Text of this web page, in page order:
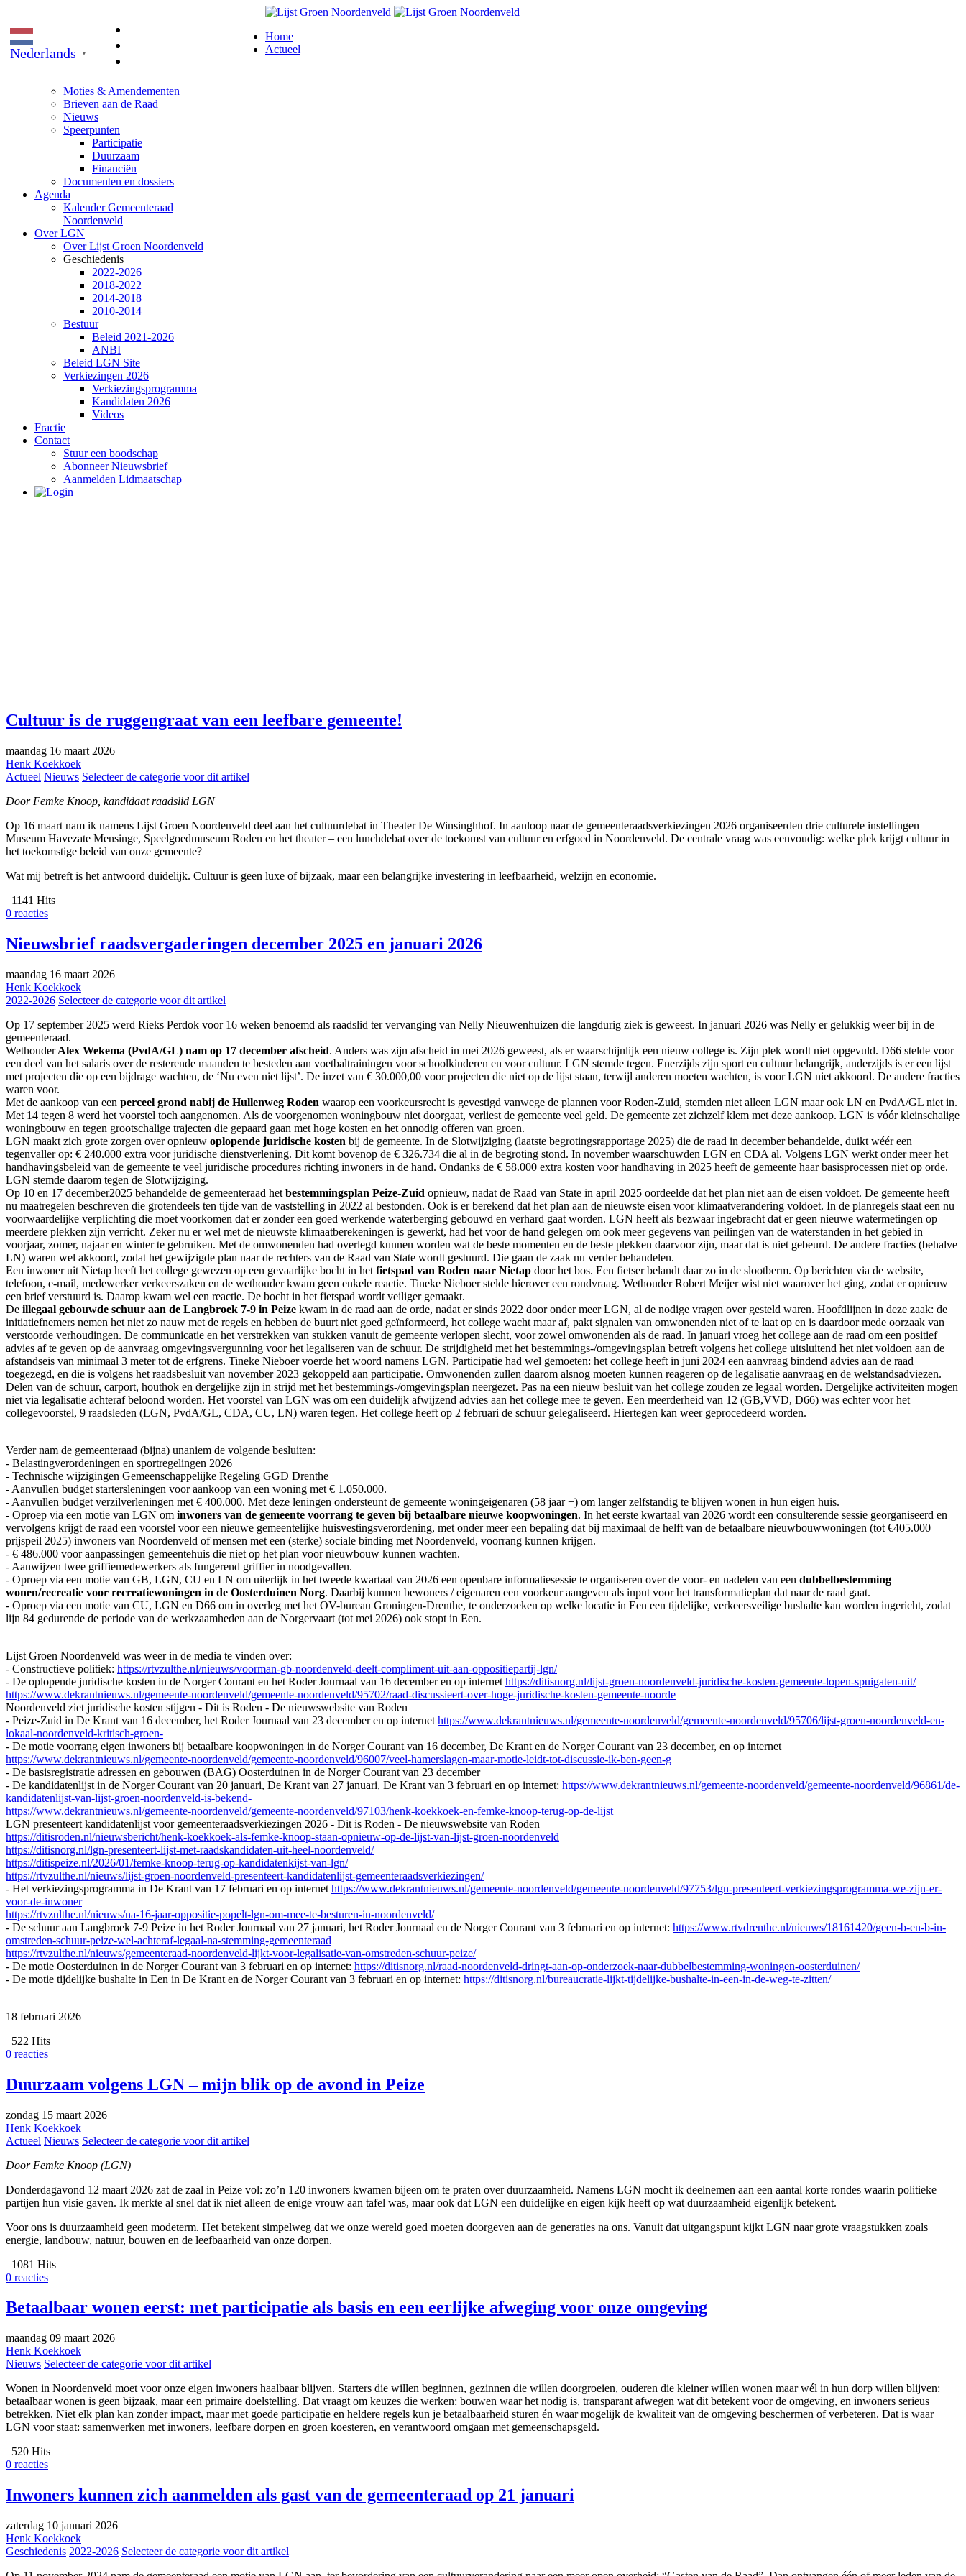
Nederlands ▼
Home
Actueel
Moties & Amendementen
Brieven aan de Raad
Nieuws
Speerpunten
Participatie
Duurzaam
Financiën
Documenten en dossiers
Agenda
Kalender Gemeenteraad
Noordenveld
Over LGN
Over Lijst Groen Noordenveld
Geschiedenis
2022-2026
2018-2022
2014-2018
2010-2014
Bestuur
Beleid 2021-2026
ANBI
Beleid LGN Site
Verkiezingen 2026
Verkiezingsprogramma
Kandidaten 2026
Videos
Fractie
Contact
Stuur een boodschap
Abonneer Nieuwsbrief
Aanmelden Lidmaatschap
Cultuur is de ruggengraat van een leefbare gemeente!
maandag 16 maart 2026
Henk Koekkoek
Actueel Nieuws Selecteer de categorie voor dit artikel
Door Femke Knoop, kandidaat raadslid LGN
Op 16 maart nam ik namens Lijst Groen Noordenveld deel aan het cultuurdebat in Theater De Winsinghhof. In aanloop naar de gemeenteraadsverkiezingen 2026 organiseerden drie culturele instellingen –
Museum Havezate Mensinge, Speelgoedmuseum Roden en het theater – een lunchdebat over de toekomst van cultuur en erfgoed in Noordenveld. De centrale vraag was eenvoudig: welke plek krijgt cultuur in
het toekomstige beleid van onze gemeente?
Wat mij betreft is het antwoord duidelijk. Cultuur is geen luxe of bijzaak, maar een belangrijke investering in leefbaarheid, welzijn en economie.
1141 Hits
0 reacties
Nieuwsbrief raadsvergaderingen december 2025 en januari 2026
maandag 16 maart 2026
Henk Koekkoek
2022-2026 Selecteer de categorie voor dit artikel
Op 17 september 2025 werd Rieks Perdok voor 16 weken benoemd als raadslid ter vervanging van Nelly Nieuwenhuizen die langdurig ziek is geweest. In januari 2026 was Nelly er gelukkig weer bij in de
gemeenteraad.
WethouderAlex Wekema (PvdA/GL) nam op 17 december afscheid. Anders was zijn afscheid in mei 2026 geweest, als er waarschijnlijk een nieuw college is. Zijn plek wordt niet opgevuld. D66 stelde voor
een deel van het salaris over de resterende maanden te besteden aan voetbaltrainingen voor schoolkinderen en voor cultuur. LGN stemde tegen. Enerzijds zijn sport en cultuur belangrijk, anderzijds is er een lijst
met projecten die op een bijdrage wachten, de ‘Nu even niet lijst’. De inzet van € 30.000,00 voor projecten die niet op de lijst staan, terwijl anderen moeten wachten, is voor LGN niet akkoord. De andere fracties
waren voor.
Met de aankoop van een perceel grond nabij de Hullenweg Roden waarop een voorkeursrecht is gevestigd vanwege de plannen voor Roden-Zuid, stemden niet alleen LGN maar ook LN en PvdA/GL niet in.
Met 14 tegen 8 werd het voorstel toch aangenomen. Als de voorgenomen woningbouw niet doorgaat, verliest de gemeente veel geld. De gemeente zet zichzelf klem met deze aankoop. LGN is vóór kleinschalige
woningbouw en tegen grootschalige trajecten die gepaard gaan met hoge kosten en het onnodig offeren van groen.
LGN maakt zich grote zorgen over opnieuw oplopende juridische kosten bij de gemeente. In de Slotwijziging (laatste begrotingsrapportage 2025) die de raad in december behandelde, duikt wéér een
tegenvaller op: € 240.000 extra voor juridische dienstverlening. Dit komt bovenop de € 326.734 die al in de begroting stond. In november waarschuwden LGN en CDA al. Volgens LGN werkt onder meer het
handhavingsbeleid van de gemeente te veel juridische procedures richting inwoners in de hand. Ondanks de € 58.000 extra kosten voor handhaving in 2025 heeft de gemeente haar basisprocessen niet op orde.
LGN stemde daarom tegen de Slotwijziging.
Op 10 en 17 december2025 behandelde de gemeenteraad het bestemmingsplan Peize-Zuid opnieuw, nadat de Raad van State in april 2025 oordeelde dat het plan niet aan de eisen voldoet. De gemeente heeft
nu maatregelen beschreven die grotendeels ten tijde van de vaststelling in 2022 al bestonden. Ook is er berekend dat het plan aan de nieuwste eisen voor klimaatverandering voldoet. In de planregels staat een nu
voorwaardelijke verplichting die moet voorkomen dat er zonder een goed werkende waterberging gebouwd en verhard gaat worden. LGN heeft als bezwaar ingebracht dat er geen nieuwe watermetingen op
meerdere plekken zijn verricht. Zeker nu er wel met de nieuwste klimaatberekeningen is gewerkt, had het voor de hand gelegen om ook meer gegevens van peilingen van de waterstanden in het gebied in
voorjaar, zomer, najaar en winter te gebruiken. Met de omwonenden had overlegd kunnen worden wat de beste momenten en de beste plekken daarvoor zijn, maar dat is niet gebeurd. De andere fracties (behalve
LN) waren wel akkoord, zodat het gewijzigde plan naar de rechters van de Raad van State wordt gestuurd. Die gaan de zaak nu verder behandelen.
Een inwoner uit Nietap heeft het college gewezen op een gevaarlijke bocht in het fietspad van Roden naar Nietap door het bos. Een fietser belandt daar zo in de slootberm. Op berichten via de website,
telefoon, e-mail, medewerker verkeerszaken en de wethouder kwam geen enkele reactie. Tineke Nieboer stelde hierover een rondvraag. Wethouder Robert Meijer wist niet waarover het ging, zodat er opnieuw
een brief verstuurd is. Daarop kwam wel een reactie. De bocht in het fietspad wordt veiliger gemaakt.
De illegaal gebouwde schuur aan de Langbroek 7-9 in Peize kwam in de raad aan de orde, nadat er sinds 2022 door onder meer LGN, al de nodige vragen over gesteld waren. Hoofdlijnen in deze zaak: de
initiatiefnemers nemen het niet zo nauw met de regels en hebben de buurt niet goed geïnformeerd, het college wacht maar af, pakt signalen van omwonenden niet of te laat op en is daardoor mede oorzaak van
verstoorde verhoudingen. De communicatie en het verstrekken van stukken vanuit de gemeente verlopen slecht, voor zowel omwonenden als de raad. In januari vroeg het college aan de raad om een positief
advies af te geven op de aanvraag omgevingsvergunning voor het legaliseren van de schuur. De strijdigheid met het bestemmings-/omgevingsplan betreft volgens het college uitsluitend het niet voldoen aan de
afstandseis van minimaal 3 meter tot de erfgrens. Tineke Nieboer voerde het woord namens LGN. Participatie had wel gemoeten: het college heeft in juni 2024 een aanvraag bindend advies aan de raad
toegezegd, en die is volgens het raadsbesluit van november 2023 gekoppeld aan participatie. Omwonenden zullen daarom alsnog moeten kunnen reageren op de legalisatie aanvraag en de welstandsadviezen.
Delen van de schuur, carport, houthok en dergelijke zijn in strijd met het bestemmings-/omgevingsplan neergezet. Pas na een nieuw besluit van het college zouden ze legaal worden. Dergelijke activiteiten mogen
niet via legalisatie achteraf beloond worden. Het voorstel van LGN was om een duidelijk afwijzend advies aan het college mee te geven. Een meerderheid van 12 (GB,VVD, D66) was echter voor het
collegevoorstel, 9 raadsleden (LGN, PvdA/GL, CDA, CU, LN) waren tegen. Het college heeft op 2 februari de schuur gelegaliseerd. Hiertegen kan weer geprocedeerd worden.
Verder nam de gemeenteraad (bijna) unaniem de volgende besluiten:
- Belastingverordeningen en sportregelingen 2026
- Technische wijzigingen Gemeenschappelijke Regeling GGD Drenthe
- Aanvullen budget startersleningen voor aankoop van een woning met € 1.050.000.
- Aanvullen budget verzilverleningen met € 400.000. Met deze leningen ondersteunt de gemeente woningeigenaren (58 jaar +) om langer zelfstandig te blijven wonen in hun eigen huis.
- Oproep via een motie van LGN om inwoners van de gemeente voorrang te geven bij betaalbare nieuwe koopwoningen. In het eerste kwartaal van 2026 wordt een consulterende sessie georganiseerd en
vervolgens krijgt de raad een voorstel voor een nieuwe gemeentelijke huisvestingsverordening, met onder meer een bepaling dat bij maximaal de helft van de betaalbare nieuwbouwwoningen (tot €405.000
prijspeil 2025) inwoners van Noordenveld of mensen met een (sterke) sociale binding met Noordenveld, voorrang kunnen krijgen.
- € 486.000 voor aanpassingen gemeentehuis die niet op het plan voor nieuwbouw kunnen wachten.
- Aanwijzen twee griffiemedewerkers als fungerend griffier in noodgevallen.
- Oproep via een motie van GB, LGN, CU en LN om uiterlijk in het tweede kwartaal van 2026 een openbare informatiesessie te organiseren over de voor- en nadelen van een dubbelbestemming
wonen/recreatie voor recreatiewoningen in de Oosterduinen Norg. Daarbij kunnen bewoners / eigenaren een voorkeur aangeven als input voor het transformatieplan dat naar de raad gaat.
- Oproep via een motie van CU, LGN en D66 om in overleg met het OV-bureau Groningen-Drenthe, te onderzoeken op welke locatie in Een een tijdelijke, verkeersveilige bushalte kan worden ingericht, zodat
lijn 84 gedurende de periode van de werkzaamheden aan de Norgervaart (tot mei 2026) ook stopt in Een.
Lijst Groen Noordenveld was weer in de media te vinden over:
- Constructieve politiek: https://rtvzulthe.nl/nieuws/voorman-gb-noordenveld-deelt-compliment-uit-aan-oppositiepartij-lgn/
- De oplopende juridische kosten in de Norger Courant en het Roder Journaal van 16 december en op internet https://ditisnorg.nl/lijst-groen-noordenveld-juridische-kosten-gemeente-lopen-spuigaten-uit/
https://www.dekrantnieuws.nl/gemeente-noordenveld/gemeente-noordenveld/95702/raad-discussieert-over-hoge-juridische-kosten-gemeente-noorde
Noordenveld ziet juridische kosten stijgen - Dit is Roden - De nieuwswebsite van Roden
- Peize-Zuid in De Krant van 16 december, het Roder Journaal van 23 december en op internet https://www.dekrantnieuws.nl/gemeente-noordenveld/gemeente-noordenveld/95706/lijst-groen-noordenveld-en-
lokaal-noordenveld-kritisch-groen-
- De motie voorrang eigen inwoners bij betaalbare koopwoningen in de Norger Courant van 16 december, De Krant en de Norger Courant van 23 december, en op internet
https://www.dekrantnieuws.nl/gemeente-noordenveld/gemeente-noordenveld/96007/veel-hamerslagen-maar-motie-leidt-tot-discussie-ik-ben-geen-g
- De basisregistratie adressen en gebouwen (BAG) Oosterduinen in de Norger Courant van 23 december
- De kandidatenlijst in de Norger Courant van 20 januari, De Krant van 27 januari, De Krant van 3 februari en op internet: https://www.dekrantnieuws.nl/gemeente-noordenveld/gemeente-noordenveld/96861/de-
kandidatenlijst-van-lijst-groen-noordenveld-is-bekend-
https://www.dekrantnieuws.nl/gemeente-noordenveld/gemeente-noordenveld/97103/henk-koekkoek-en-femke-knoop-terug-op-de-lijst
LGN presenteert kandidatenlijst voor gemeenteraadsverkiezingen 2026 - Dit is Roden - De nieuwswebsite van Roden
https://ditisroden.nl/nieuwsbericht/henk-koekkoek-als-femke-knoop-staan-opnieuw-op-de-lijst-van-lijst-groen-noordenveld
https://ditisnorg.nl/lgn-presenteert-lijst-met-raadskandidaten-uit-heel-noordenveld/
https://ditispeize.nl/2026/01/femke-knoop-terug-op-kandidatenkijst-van-lgn/
https://rtvzulthe.nl/nieuws/lijst-groen-noordenveld-presenteert-kandidatenlijst-gemeenteraadsverkiezingen/
- Het verkiezingsprogramma in De Krant van 17 februari en op internet https://www.dekrantnieuws.nl/gemeente-noordenveld/gemeente-noordenveld/97753/lgn-presenteert-verkiezingsprogramma-we-zijn-er-
voor-de-inwoner
https://rtvzulthe.nl/nieuws/na-16-jaar-oppositie-popelt-lgn-om-mee-te-besturen-in-noordenveld/
- De schuur aan Langbroek 7-9 Peize in het Roder Journaal van 27 januari, het Roder Journaal en de Norger Courant van 3 februari en op internet: https://www.rtvdrenthe.nl/nieuws/18161420/geen-b-en-b-in-
omstreden-schuur-peize-wel-achteraf-legaal-na-stemming-gemeenteraad
https://rtvzulthe.nl/nieuws/gemeenteraad-noordenveld-lijkt-voor-legalisatie-van-omstreden-schuur-peize/
- De motie Oosterduinen in de Norger Courant van 3 februari en op internet: https://ditisnorg.nl/raad-noordenveld-dringt-aan-op-onderzoek-naar-dubbelbestemming-woningen-oosterduinen/
- De motie tijdelijke bushalte in Een in De Krant en de Norger Courant van 3 februari en op internet: https://ditisnorg.nl/bureaucratie-lijkt-tijdelijke-bushalte-in-een-in-de-weg-te-zitten/
18 februari 2026
522 Hits
0 reacties
Duurzaam volgens LGN – mijn blik op de avond in Peize
zondag 15 maart 2026
Henk Koekkoek
Actueel Nieuws Selecteer de categorie voor dit artikel
Door Femke Knoop (LGN)
Donderdagavond 12 maart 2026 zat de zaal in Peize vol: zo’n 120 inwoners kwamen bijeen om te praten over duurzaamheid. Namens LGN mocht ik deelnemen aan een aantal korte rondes waarin politieke
partijen hun visie gaven. Ik merkte al snel dat ik niet alleen de enige vrouw aan tafel was, maar ook dat LGN een duidelijke en eigen kijk heeft op wat duurzaamheid eigenlijk betekent.
Voor ons is duurzaamheid geen modeterm. Het betekent simpelweg dat we onze wereld goed moeten doorgeven aan de generaties na ons. Vanuit dat uitgangspunt kijkt LGN naar grote vraagstukken zoals
energie, landbouw, natuur, bouwen en de leefbaarheid van onze dorpen.
1081 Hits
0 reacties
Betaalbaar wonen eerst: met participatie als basis en een eerlijke afweging voor onze omgeving
maandag 09 maart 2026
Henk Koekkoek
Nieuws Selecteer de categorie voor dit artikel
Wonen in Noordenveld moet voor onze eigen inwoners haalbaar blijven. Starters die willen beginnen, gezinnen die willen doorgroeien, ouderen die kleiner willen wonen maar wél in hun dorp willen blijven:
betaalbaar wonen is geen bijzaak, maar een primaire doelstelling. Dat vraagt om keuzes die werken: bouwen waar het nodig is, transparant afwegen wat dit betekent voor de omgeving, en inwoners serieus
betrekken. Niet elk plan kan zonder impact, maar met goede participatie en heldere regels kun je betaalbaarheid sturen én waar mogelijk de kwaliteit van de omgeving beschermen of verbeteren. Dat is waar
LGN voor staat: samenwerken met inwoners, leefbare dorpen en groen koesteren, en verantwoord omgaan met gemeenschapsgeld.
520 Hits
0 reacties
Inwoners kunnen zich aanmelden als gast van de gemeenteraad op 21 januari
zaterdag 10 januari 2026
Henk Koekkoek
Geschiedenis 2022-2026 Selecteer de categorie voor dit artikel